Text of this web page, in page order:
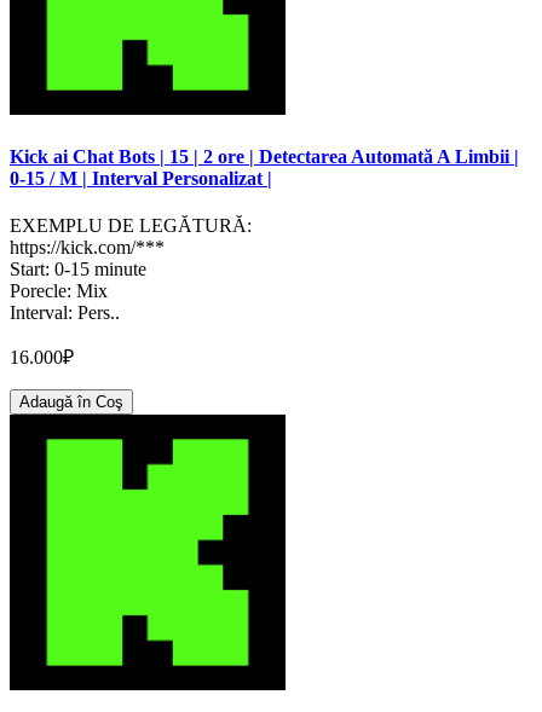
Kick ai Chat Bots | 15 | 2 ore | Detectarea Automată A Limbii |
0-15 / M | Interval Personalizat |
EXEMPLU DE LEGĂTURĂ:
https://kick.com/***
Start: 0-15 minute
Porecle: Mix
Interval: Pers..
16.000₽
Adaugă în Coş